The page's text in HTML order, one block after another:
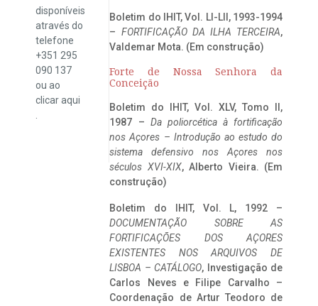
disponíveis
através do
telefone
+351 295
090 137
ou ao
clicaraqui
Boletim do IHIT, Vol. LI-LII, 1993-1994
– FORTIFICAÇÃO DA ILHA TERCEIRA,
Valdemar Mota. (Em construção)
Forte de Nossa Senhora da
Conceição
Boletim do IHIT, Vol. XLV, Tomo II,
1987 – Da poliorcética à fortificação
nos Açores – Introdução ao estudo do
sistema defensivo nos Açores nos
séculos XVI-XIX, Alberto Vieira. (Em
construção)
Boletim do IHIT, Vol. L, 1992 –
DOCUMENTAÇÃO SOBRE AS
FORTIFICAÇÕES DOS AÇORES
EXISTENTES NOS ARQUIVOS DE
LISBOA – CATÁLOGO, Investigação de
Carlos Neves e Filipe Carvalho –
Coordenação de Artur Teodoro de